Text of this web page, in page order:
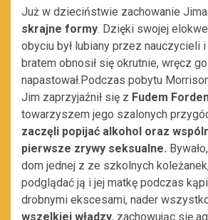
Już w dzieciństwie zachowanie Jima
skrajne formy. Dzięki swojej
obyciu był lubiany przez nauczycieli
bratem obnosił się okrutnie, wręcz go
napastował.Podczas pobytu
Jim zaprzyjaźnił się z Fudem
towarzyszem jego szalonych
zaczęli popijać alkohol oraz
pierwsze zrywy seksualne.
dom jednej z ze szkolnych
podglądać ją i jej matkę podczas
drobnymi ekscesami, nader
wszelkiej władzy, zachowując się